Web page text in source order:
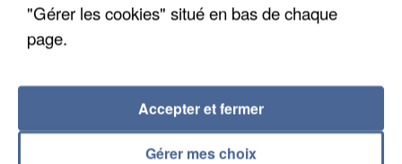
"Gérer les cookies" situé en bas de chaque
page.
Gérer mes choix
Accepter et fermer